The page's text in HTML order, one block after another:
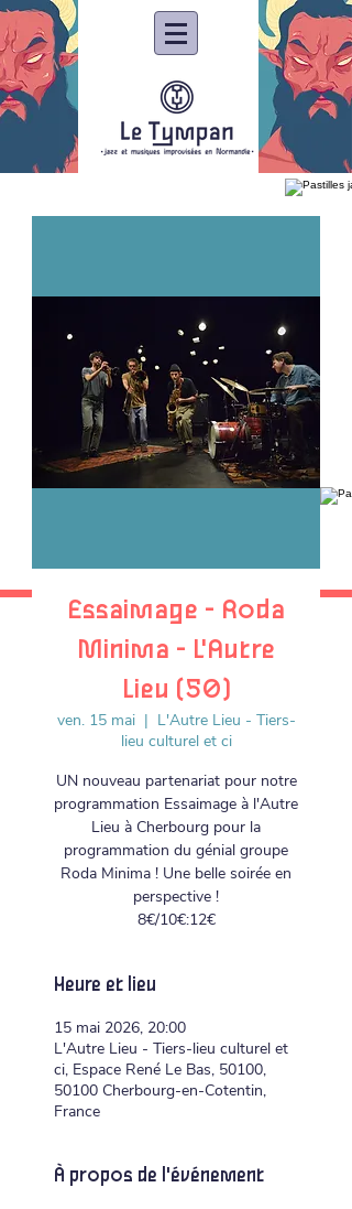
Essaimage - Roda
Minima - L'Autre
Lieu (50)
ven. 15 mai
  |
L'Autre Lieu - Tiers-
lieu culturel et ci
UN nouveau partenariat pour notre
programmation Essaimage à l'Autre
Lieu à Cherbourg pour la
programmation du génial groupe
Roda Minima ! Une belle soirée en
perspective !
8€/10€:12€
Heure et lieu
15 mai 2026, 20:00
L'Autre Lieu - Tiers-lieu culturel et
ci, Espace René Le Bas, 50100,
50100 Cherbourg-en-Cotentin,
France
À propos de l'événement